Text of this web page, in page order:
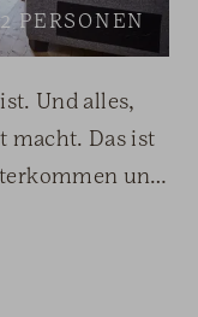
PERSONEN
Und alles,
macht. Das ist
und